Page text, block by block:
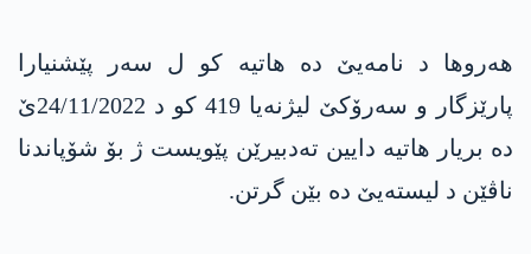
ھەروھا د نامەیێ دە ھاتیە کو ل سەر پێشنیارا
پارێزگار و سەرۆکێ لیژنەیا 419 کو د 24/11/2022ێ
دە بریار ھاتیە دایین تەدبیرێن پێویست ژ بۆ شۆپاندنا
ناڤێن د لیستەیێ دە بێن گرتن.